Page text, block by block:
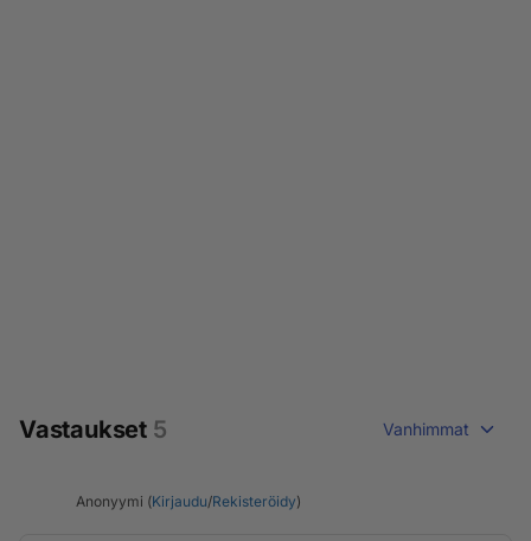
Vastaukset 5 Vanhimmat
Anonyymi (Kirjaudu/Rekisteröidy)